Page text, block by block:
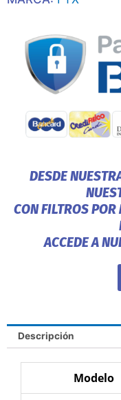
DESDE
CON FILTROS
ACCEDE A
Descripción
Modelo